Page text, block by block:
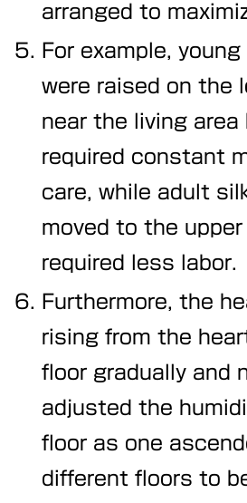
arranged to
For example,
were raised on the
near the living
required constant
care, while adult
moved to the
required less labor.
Furthermore, the
rising from the
floor gradually and
adjusted the
floor as one
different floors to